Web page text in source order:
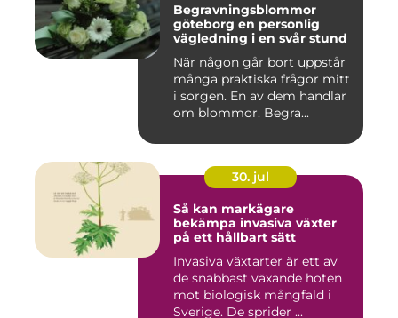
Begravningsblommor
göteborg en personlig
vägledning i en svår stund
När någon går bort uppstår
många praktiska frågor mitt
i sorgen. En av dem handlar
om blommor. Begra...
30. jul
Så kan markägare
bekämpa invasiva växter
på ett hållbart sätt
Invasiva växtarter är ett av
de snabbast växande hoten
mot biologisk mångfald i
Sverige. De sprider ...